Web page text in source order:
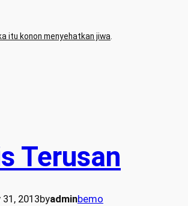
itu konon menyehatkan jiwa
Terusan
31, 2013byadminbemo